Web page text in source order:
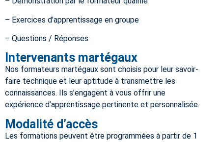
– Exercices d’apprentissage en groupe
– Questions / Réponses
Intervenants martégaux
Nos formateurs martégaux sont choisis pour leur savoir-
faire technique et leur aptitude à transmettre les
connaissances. Ils s’engagent à vous offrir une
expérience d’apprentissage pertinente et personnalisée.
Modalité d’accès
Les formations peuvent être programmées à partir de 1